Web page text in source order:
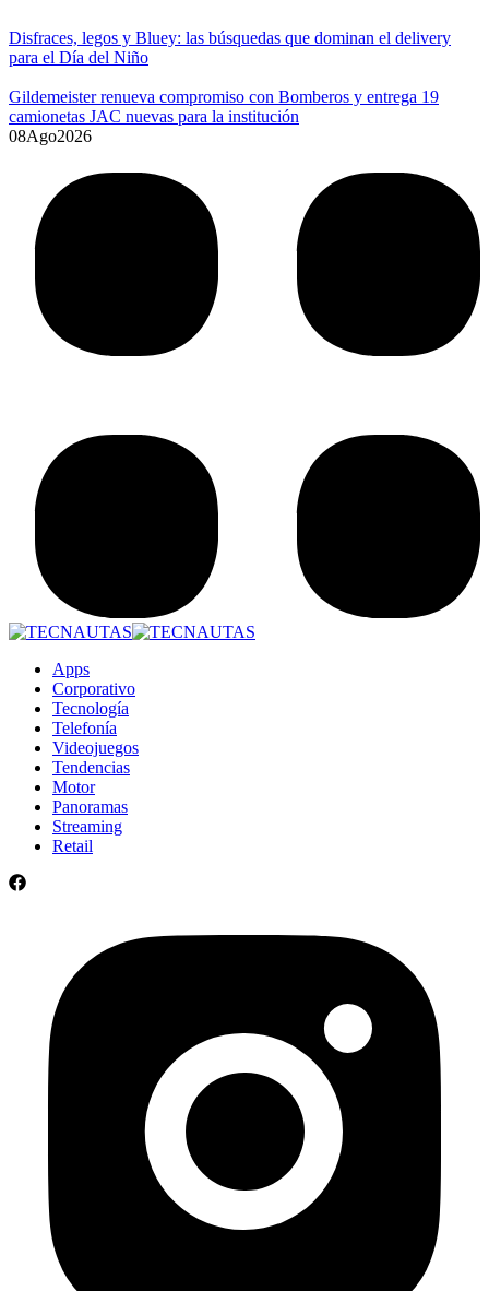
Disfraces, legos y Bluey: las búsquedas que dominan el delivery
para el Día del Niño
Gildemeister renueva compromiso con Bomberos y entrega 19
camionetas JAC nuevas para la institución
08Ago2026
Apps
Corporativo
Tecnología
Telefonía
Videojuegos
Tendencias
Motor
Panoramas
Streaming
Retail